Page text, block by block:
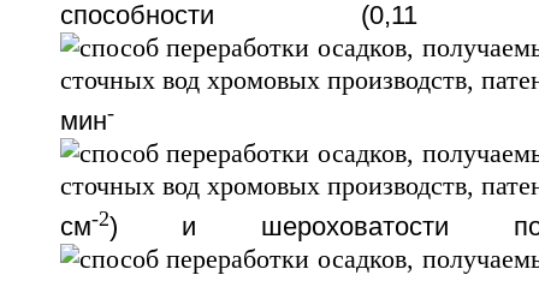
способности
мин-
см-2) и шероховатости